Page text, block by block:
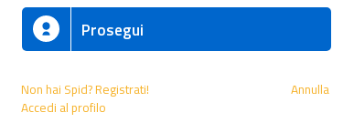
Prosegui
Non hai Spid? Registrati!
Accedi al profilo
Annulla